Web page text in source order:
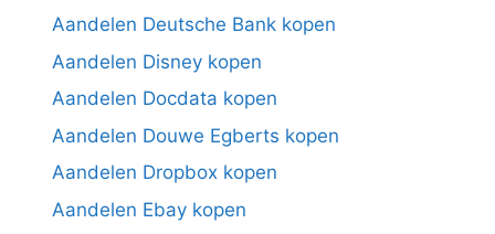
Aandelen Deutsche Bank kopen
Aandelen Disney kopen
Aandelen Docdata kopen
Aandelen Douwe Egberts kopen
Aandelen Dropbox kopen
Aandelen Ebay kopen